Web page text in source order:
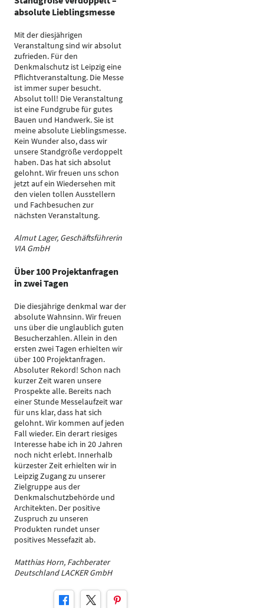
absolute Lieblingsmesse
Mit der diesjährigen
Veranstaltung sind wir absolut
zufrieden. Für den
Denkmalschutz ist Leipzig eine
Pflichtveranstaltung. Die Messe
ist immer super besucht.
Absolut toll! Die Veranstaltung
ist eine Fundgrube für gutes
Bauen und Handwerk. Sie ist
meine absolute Lieblingsmesse.
Kein Wunder also, dass wir
unsere Standgröße verdoppelt
haben. Das hat sich absolut
gelohnt. Wir freuen uns schon
jetzt auf ein Wiedersehen mit
den vielen tollen Ausstellern
und Fachbesuchen zur
nächsten Veranstaltung.
Almut Lager, Geschäftsführerin
VIA GmbH
Über 100 Projektanfragen
in zwei Tagen
Die diesjährige denkmal war der
absolute Wahnsinn. Wir freuen
uns über die unglaublich guten
Besucherzahlen. Allein in den
ersten zwei Tagen erhielten wir
über 100 Projektanfragen.
Absoluter Rekord! Schon nach
kurzer Zeit waren unsere
Prospekte alle. Bereits nach
einer Stunde Messelaufzeit war
für uns klar, dass hat sich
gelohnt. Wir kommen auf jeden
Fall wieder. Ein derart riesiges
Interesse habe ich in 20 Jahren
noch nicht erlebt. Innerhalb
kürzester Zeit erhielten wir in
Leipzig Zugang zu unserer
Zielgruppe aus der
Denkmalschutzbehörde und
Architekten. Der positive
Zuspruch zu unseren
Produkten rundet unser
positives Messefazit ab.
Matthias Horn, Fachberater
Deutschland LACKER GmbH